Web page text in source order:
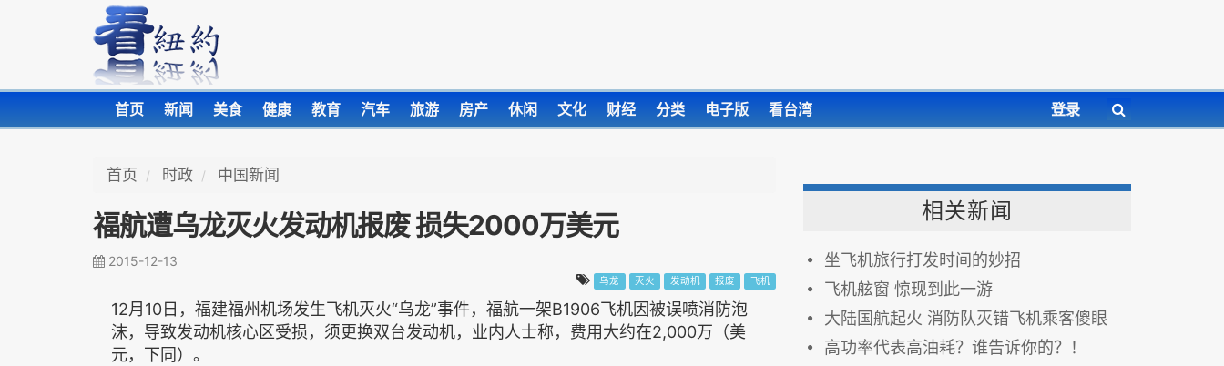
首页 新闻 美食 健康 教育 汽车 旅游 房产 休闲 文化 财经 分类 电子版 看台湾 登录
首页 时政 中国新闻
福航遭乌龙灭火发动机报废 损失2000万美元
2015-12-13
乌龙 灭火 发动机 报废 飞机
12月10日，福建福州机场发生飞机灭火“乌龙”事件，福航一架B1906飞机因被误喷消防泡
沫，导致发动机核心区受损，须更换双台发动机，业内人士称，费用大约在2,000万（美
元，下同）。
相关新闻
坐飞机旅行打发时间的妙招
飞机舷窗 惊现到此一游
大陆国航起火 消防队灭错飞机乘客傻眼
高功率代表高油耗？谁告诉你的？！